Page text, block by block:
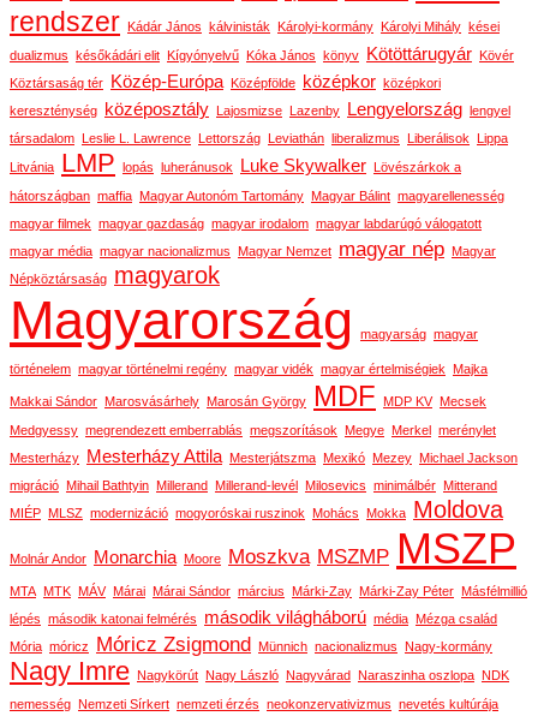
rendszer
Kádár János kálvinisták Károlyi-kormány Károlyi Mihály kései
dualizmus
későkádári elit Kígyónyelvű Kóka János könyv Kötöttárugyár
Kövér
Köztársaság tér
Közép-Európa Középfölde középkor középkori
kereszténység
középosztály Lajosmizse Lazenby Lengyelország
lengyel
társadalom
Leslie L. Lawrence Lettország Leviathán liberalizmus Liberálisok
Lippa
Litvánia LMP lopás luheránusok Luke Skywalker
Lövészárkok a
hátországban maffia Magyar Autonóm Tartomány Magyar Bálint magyarellenesség
magyar filmek magyar gazdaság magyar irodalom magyar labdarúgó válogatott
magyar média magyar nacionalizmus Magyar Nemzet magyar nép Magyar
Népköztársaság magyarok
Magyarország magyarság magyar
történelem magyar történelmi regény magyar vidék magyar értelmiségiek Majka
Makkai Sándor Marosvásárhely Marosán György MDF MDP KV Mecsek
Medgyessy megrendezett emberrablás megszorítások Megye Merkel
merénylet
Mesterházy
Mesterházy Attila Mesterjátszma Mexikó Mezey Michael Jackson
migráció Mihail Bathtyin Millerand Millerand-levél Milosevics minimálbér Mitterand
MIÉP MLSZ modernizáció mogyoróskai ruszinok Mohács Mokka Moldova
Molnár Andor Monarchia Moore Moszkva MSZMP MSZP
MTA MTK MÁV Márai Márai Sándor március Márki-Zay Márki-Zay Péter Másfélmillió
lépés második katonai felmérés második világháború média Mézga család
Mória móricz Móricz Zsigmond Münnich nacionalizmus Nagy-kormány
Nagy Imre Nagykörút Nagy László Nagyvárad Naraszinha oszlopa NDK
nemesség Nemzeti Sírkert nemzeti érzés neokonzervativizmus nevetés kultúrája